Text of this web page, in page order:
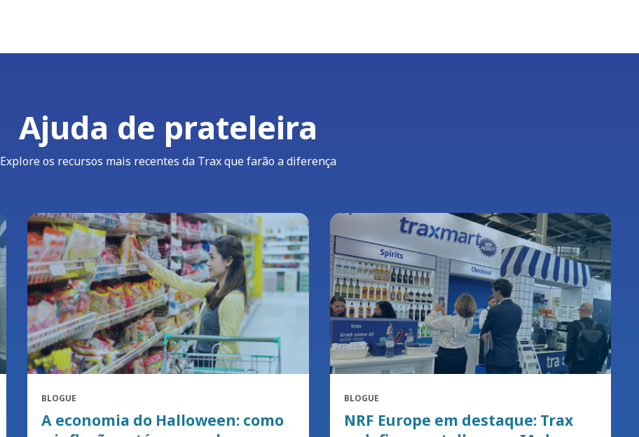
Ajuda de prateleira
Explore os recursos mais recentes da Trax que farão a diferença
BLOGUE
A economia do Halloween: como
BLOGUE
NRF Europe em destaque: Trax